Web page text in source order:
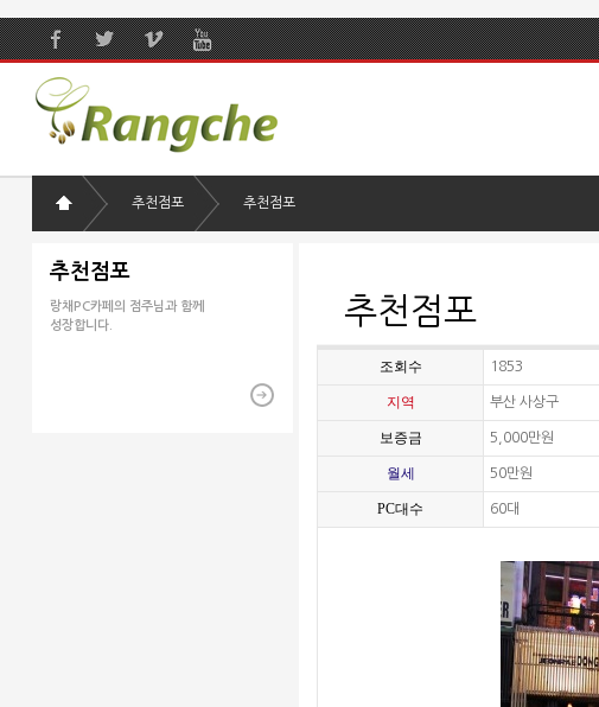
추천점포 추천점포
추천점포
랑채PC카페의 점주님과 함께
성장합니다.
추천점포
조회수 1853
지역 부산 사상구
보증금 5,000만원
월세 50만원
PC대수 60대